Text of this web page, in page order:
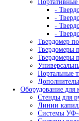
-
-
-
Гель и
-
-
Оборудование